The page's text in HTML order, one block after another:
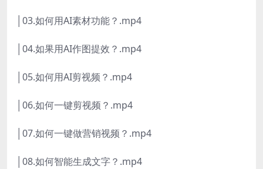
│03.如何用AI素材功能？.mp4
│04.如果用AI作图提效？.mp4
│05.如何用AI剪视频？.mp4
│06.如何一键剪视频？.mp4
│07.如何一键做营销视频？.mp4
│08.如何智能生成文字？.mp4